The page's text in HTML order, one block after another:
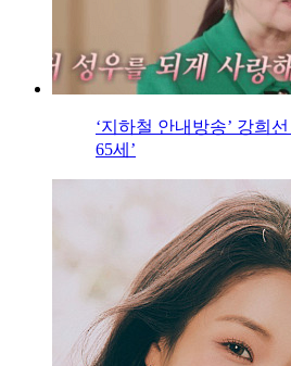
‘지하철 안내방송’ 강희
65세’